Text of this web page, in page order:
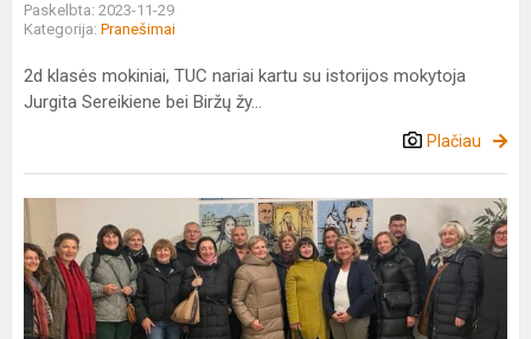
Paskelbta: 2023-11-29
Kategorija: Pranešimai
2d klasės mokiniai, TUC nariai kartu su istorijos mokytoja
Jurgita Sereikiene bei Biržų žy...
Plačiau
Biržų
"Saulės"
gimnazijos
vadovovai
dalyvavo